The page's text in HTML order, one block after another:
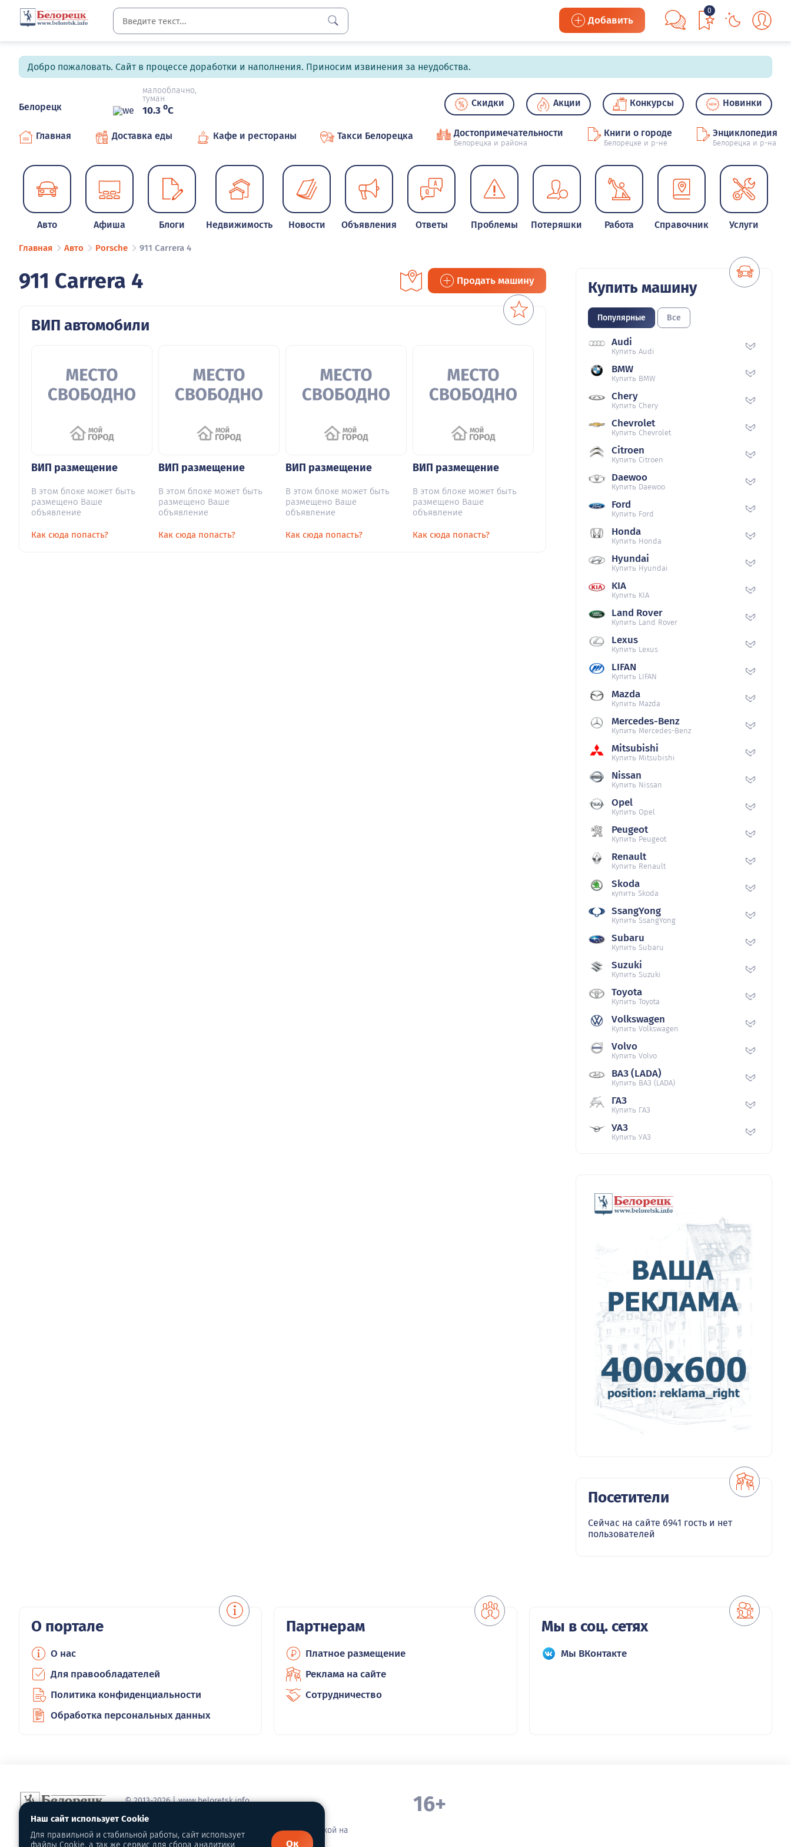
Добавить
0
Добро пожаловать. Сайт в процессе доработки и наполнения. Приносим извинения за неудобства.
Белорецк
малооблачно,
туман
10.3 oC
Скидки Акции Конкурсы Новинки
Главная Доставка еды Кафе и рестораны Такси Белорецка Достопримечательности
Белорецка и района
Книги о городе
Белорецке и р-не
Энциклопедия
Белорецка и р-на
Авто Афиша Блоги Недвижимость Новости Объявления Ответы Проблемы Потеряшки Работа Справочник Услуги
Главная Авто Porsche 911 Carrera 4
911 Carrera 4 Продать машину
ВИП автомобили
ВИП размещение
В этом блоке может быть
размещено Ваше
объявление
Как сюда попасть?
ВИП размещение
В этом блоке может быть
размещено Ваше
объявление
Как сюда попасть?
ВИП размещение
В этом блоке может быть
размещено Ваше
объявление
Как сюда попасть?
ВИП размещение
В этом блоке может быть
размещено Ваше
объявление
Как сюда попасть?
Купить машину
Популярные Все
Audi
Купить Audi
BMW
Купить BMW
Chery
Купить Chery
Chevrolet
Купить Chevrolet
Citroen
Купить Citroen
Daewoo
Купить Daewoo
Ford
Купить Ford
Honda
Купить Honda
Hyundai
Купить Hyundai
KIA
Купить KIA
Land Rover
Купить Land Rover
Lexus
Купить Lexus
LIFAN
Купить LIFAN
Mazda
Купить Mazda
Mercedes-Benz
Купить Mercedes-Benz
Mitsubishi
Купить Mitsubishi
Nissan
Купить Nissan
Opel
Купить Opel
Peugeot
Купить Peugeot
Renault
Купить Renault
Skoda
купить Skoda
SsangYong
Купить SsangYong
Subaru
Купить Subaru
Suzuki
Купить Suzuki
Toyota
Купить Toyota
Volkswagen
Купить Volkswagen
Volvo
Купить Volvo
ВАЗ (LADA)
Купить ВАЗ (LADA)
ГАЗ
Купить ГАЗ
УАЗ
Купить УАЗ
Посетители
Сейчас на сайте 6941 гость и нет
пользователей
О портале
О нас
Для правообладателей
Политика конфиденциальности
Обработка персональных данных
Партнерам
Платное размещение
Реклама на сайте
Сотрудничество
Мы в соц. сетях
Мы ВКонтакте
© 2013-2026 | www.beloretsk.info
Справочно-информационный сайт г. Белорецка
Перепубликация материалов с обязательной ссылкой на
первоисточник - www.beloretsk.info
16+
Наш сайт использует Cookie
Для правильной и стабильной работы, сайт использует
файлы Cookie, а так же сервис для сбора аналитики
Ок